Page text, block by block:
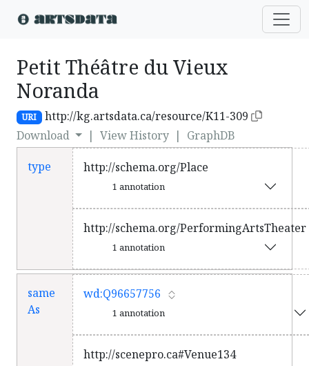
Petit Théâtre du Vieux
Noranda
URI
http://kg.artsdata.ca/resource/K11-309
Download
| View History | GraphDB
type http://schema.org/Place
1 annotation
http://schema.org/PerformingArtsTheater
1 annotation
same
As
wd:Q96657756
1 annotation
http://scenepro.ca#Venue134